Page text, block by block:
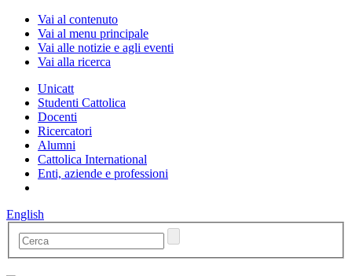
Vai al contenuto
Vai al menu principale
Vai alle notizie e agli eventi
Vai alla ricerca
Unicatt
Studenti Cattolica
Docenti
Ricercatori
Alumni
Cattolica International
Enti, aziende e professioni
English